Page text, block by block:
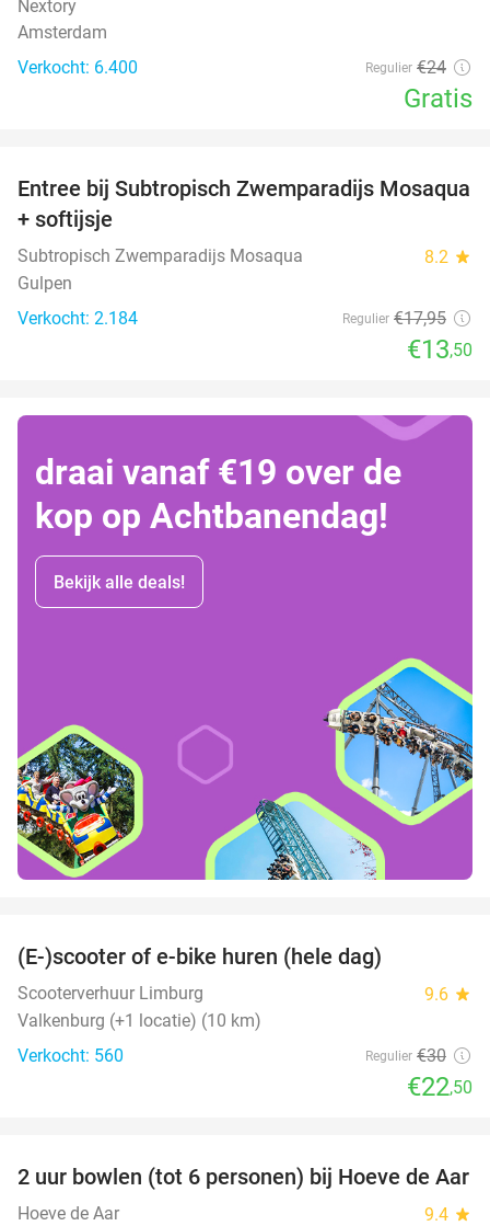
Nextory
Amsterdam
Verkocht: 6.400
Regulier €24
Gratis
25%
Entree bij Subtropisch Zwemparadijs Mosaqua
+ softijsje
Subtropisch Zwemparadijs Mosaqua 8.2 star
Gulpen
Verkocht: 2.184
Regulier €17,95
€13,50
draai vanaf €19 over de
kop op Achtbanendag!
Bekijk alle deals!
(E-)scooter of e-bike huren (hele dag)
Scooterverhuur Limburg 9.6 star
Valkenburg (+1 locatie) (10 km)
Verkocht: 560
Regulier €30
€22,50
50%
2 uur bowlen (tot 6 personen) bij Hoeve de Aar
Hoeve de Aar 9.4 star